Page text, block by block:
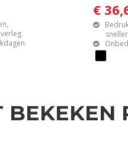
€
sneller
BEKEKEN